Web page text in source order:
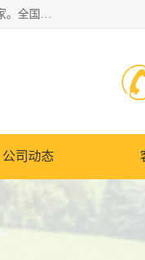
苏州多麦公共设施有限公司是一家苏州垃圾桶厂家，主营：塑料垃圾桶、分类果皮箱、户外园林椅、保安岗亭等产品厂家。全国统一热线电话：17105580222。公司组建完善的团队。设计人员，能根据客户要求，提供适合的设计方案，来满足客户的需求。
公司动态